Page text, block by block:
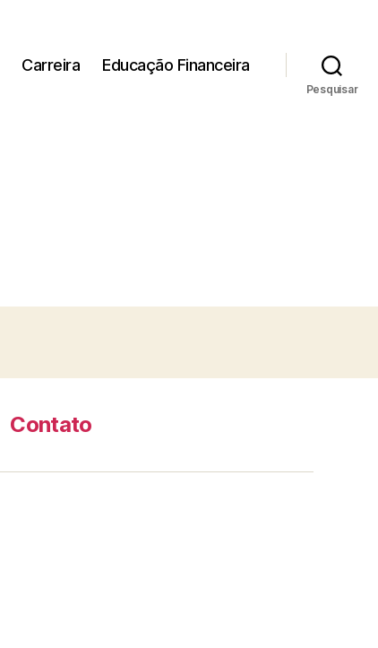
Carreira Educação Financeira
Pesquisar
Contato